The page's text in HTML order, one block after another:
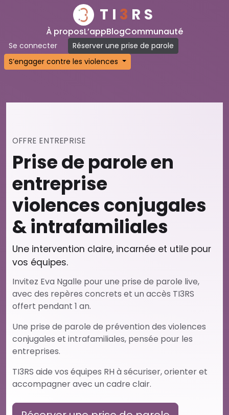
TI 3 RS
À proposL’appBlogCommunauté
Se connecter
Réserver une prise de parole
S’engager contre les violences
OFFRE ENTREPRISE
Prise de parole en
entreprise
violences conjugales
& intrafamiliales
Une intervention claire, incarnée et utile pour
vos équipes.
Invitez Eva Ngalle pour une prise de parole live,
avec des repères concrets et un accès TI3RS
offert pendant 1 an.
Une prise de parole de prévention des violences
conjugales et intrafamiliales, pensée pour les
entreprises.
TI3RS aide vos équipes RH à sécuriser, orienter et
accompagner avec un cadre clair.